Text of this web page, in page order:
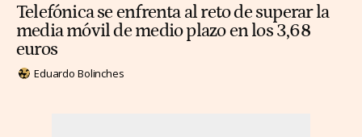
Telefónica se enfrenta al reto de superar la
media móvil de medio plazo en los 3,68
euros
Eduardo Bolinches